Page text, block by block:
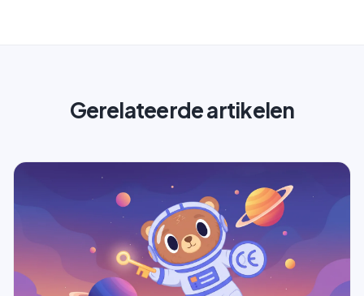
Gerelateerde artikelen